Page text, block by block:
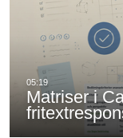
Matriser i